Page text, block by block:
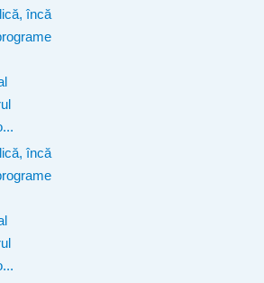
încă
încă